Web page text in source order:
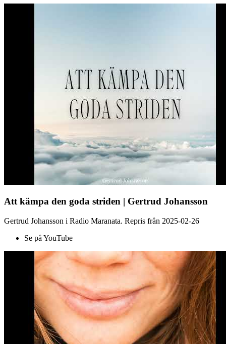
Att kämpa den goda striden | Gertrud Johansson
Gertrud Johansson i Radio Maranata. Repris från 2025-02-26
Se på YouTube